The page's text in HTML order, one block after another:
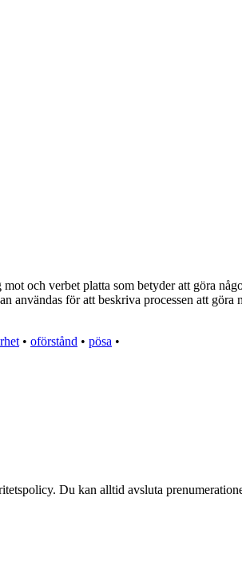
och verbet platta som betyder att göra
för att beskriva processen att
• oförstånd • pösa •
Du kan alltid avsluta